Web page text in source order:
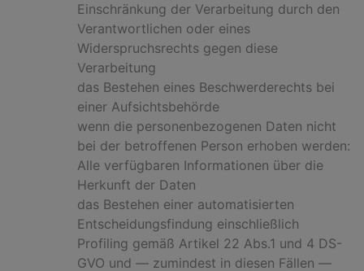
Einschränkung der Verarbeitung durch den
Verantwortlichen oder eines
Widerspruchsrechts gegen diese
Verarbeitung
das Bestehen eines Beschwerderechts bei
einer Aufsichtsbehörde
wenn die personenbezogenen Daten nicht
bei der betroffenen Person erhoben werden:
Alle verfügbaren Informationen über die
Herkunft der Daten
das Bestehen einer automatisierten
Entscheidungsfindung einschließlich
Profiling gemäß Artikel 22 Abs.1 und 4 DS-
GVO und — zumindest in diesen Fällen —